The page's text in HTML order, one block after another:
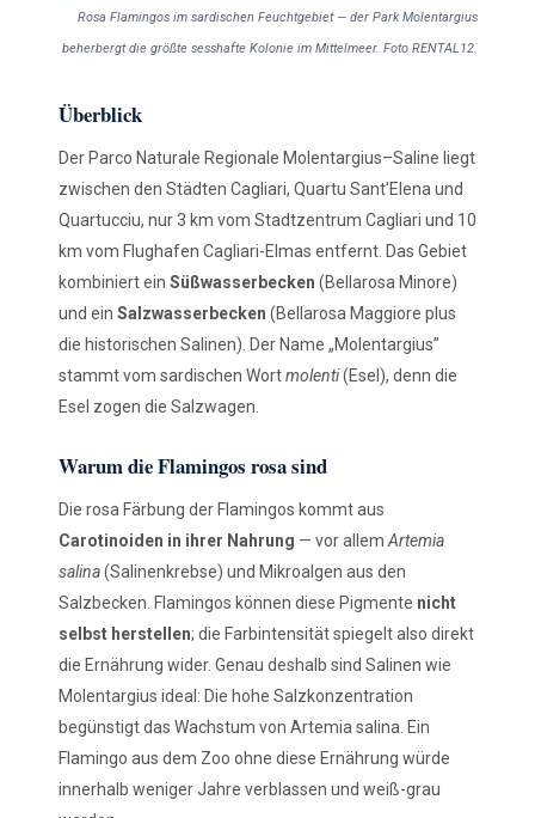
Rosa Flamingos im sardischen Feuchtgebiet — der Park Molentargius
beherbergt die größte sesshafte Kolonie im Mittelmeer. Foto RENTAL12.
Überblick
Der Parco Naturale Regionale Molentargius–Saline liegt
zwischen den Städten Cagliari, Quartu Sant'Elena und
Quartucciu, nur 3 km vom Stadtzentrum Cagliari und 10
km vom Flughafen Cagliari-Elmas entfernt. Das Gebiet
kombiniert ein Süßwasserbecken (Bellarosa Minore)
und ein Salzwasserbecken (Bellarosa Maggiore plus
die historischen Salinen). Der Name „Molentargius”
stammt vom sardischen Wortmolenti(Esel), denn die
Esel zogen die Salzwagen.
Warum die Flamingos rosa sind
Die rosa Färbung der Flamingos kommt aus
Carotinoiden in ihrer Nahrung — vor allem Artemia
salina(Salinenkrebse) und Mikroalgen aus den
Salzbecken. Flamingos können diese Pigmente nicht
selbst herstellen; die Farbintensität spiegelt also direkt
die Ernährung wider. Genau deshalb sind Salinen wie
Molentargius ideal: Die hohe Salzkonzentration
begünstigt das Wachstum von Artemia salina. Ein
Flamingo aus dem Zoo ohne diese Ernährung würde
innerhalb weniger Jahre verblassen und weiß-grau